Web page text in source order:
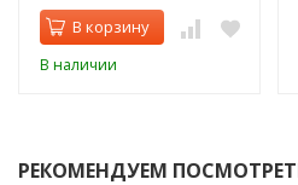
В корзину
В наличии
РЕКОМЕНДУЕМ